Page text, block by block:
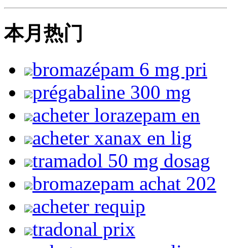
本月热门
bromazépam 6 mg pri
prégabaline 300 mg
acheter lorazepam en
acheter xanax en lig
tramadol 50 mg dosag
bromazepam achat 202
acheter requip
tradonal prix